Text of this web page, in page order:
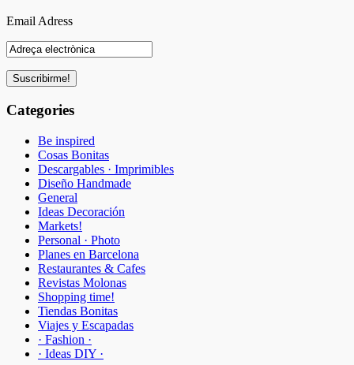
Email Adress
Categories
Be inspired
Cosas Bonitas
Descargables · Imprimibles
Diseño Handmade
General
Ideas Decoración
Markets!
Personal · Photo
Planes en Barcelona
Restaurantes & Cafes
Revistas Molonas
Shopping time!
Tiendas Bonitas
Viajes y Escapadas
· Fashion ·
· Ideas DIY ·